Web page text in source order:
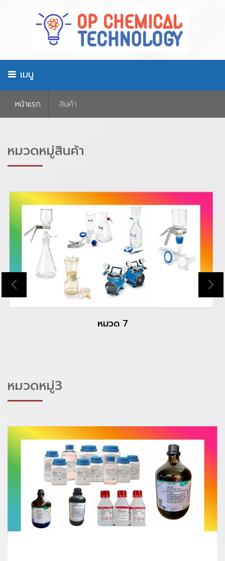
เมนู
หน้าเเรก สินค้า
หมวดหมู่สินค้า
ORGANIC CHEMCAL FOR SYNTHESIS
หมวดหมู่3